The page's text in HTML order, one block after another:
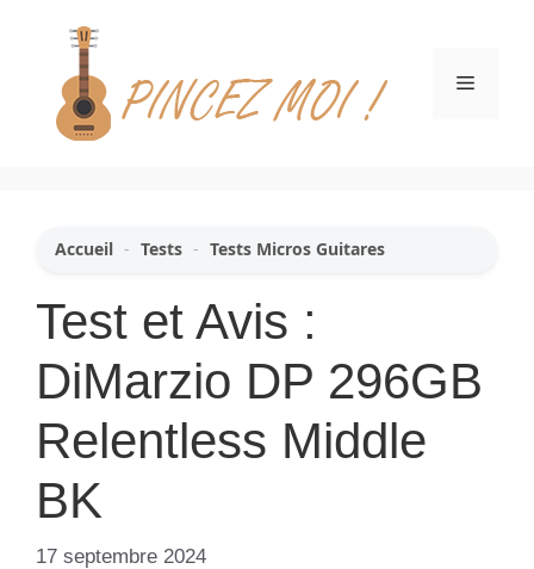
contenu
Menu
Accueil - Tests - Tests Micros Guitares
Test et Avis :
DiMarzio DP 296GB
Relentless Middle
BK
17 septembre 2024